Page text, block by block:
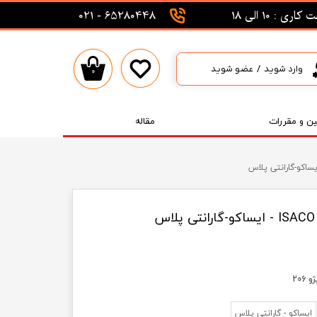
و مقررات مقاله
: 10 الی 18 65280448 - 021
۰ وارد شوید / عضو شوید
حساب کاربری من
تغییر گذر واژه
خروج از حساب کاربری
ایساکو - گارانتی پلاس